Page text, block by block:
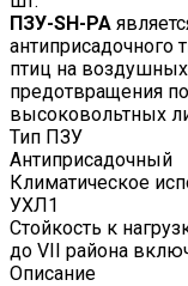
ПЗУ-SH-PA
антиприсадочного
птиц на
предотвращения
высоковольтных
Тип ПЗУ
Антиприсадочный
Климатическое
УХЛ1
Стойкость к
до VII района
Описание